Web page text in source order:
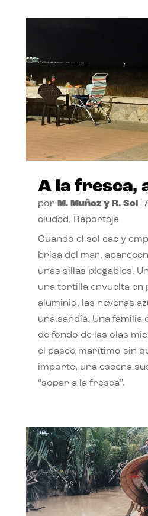
A la fresca,
por M. Muñoz y R. Sol|
ciudad, Reportaje
Cuando el sol cae y
brisa del mar,
unas sillas plegables.
una tortilla envuelta en
aluminio, las neveras
una sandía. Una familia
de fondo de las olas
el paseo marítimo sin
importe, una escena
“sopar a la fresca”.